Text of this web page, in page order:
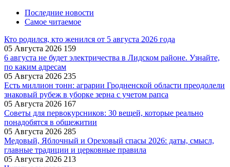
Последние новости
Самое читаемое
Кто родился, кто женился от 5 августа 2026 года
05 Августа 2026 159
6 августа не будет электричества в Лидском районе. Узнайте,
по каким адресам
05 Августа 2026 235
Есть миллион тонн: аграрии Гродненской области преодолели
знаковый рубеж в уборке зерна с учетом рапса
05 Августа 2026 167
Советы для первокурсников: 30 вещей, которые реально
понадобятся в общежитии
05 Августа 2026 285
Медовый, Яблочный и Ореховый спасы 2026: даты, смысл,
главные традиции и церковные правила
05 Августа 2026 213